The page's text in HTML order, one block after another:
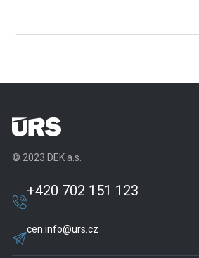
© 2023 DEK a.s.
+420 702 151 123
cen.info@urs.cz